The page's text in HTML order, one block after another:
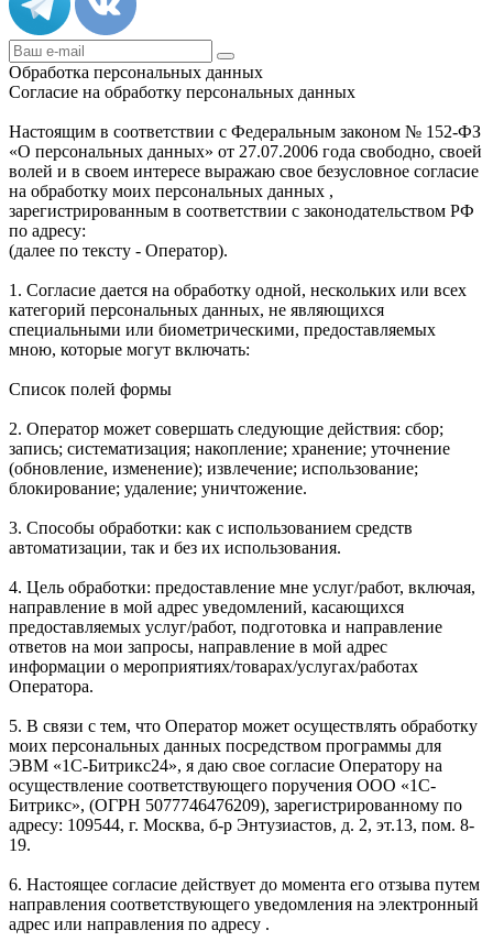
Обработка персональных данных
Согласие на обработку персональных данных
Настоящим в соответствии с Федеральным законом № 152-ФЗ
«О персональных данных» от 27.07.2006 года свободно, своей
волей и в своем интересе выражаю свое безусловное согласие
на обработку моих персональных данных ,
зарегистрированным в соответствии с законодательством РФ
по адресу:
(далее по тексту - Оператор).
1. Согласие дается на обработку одной, нескольких или всех
категорий персональных данных, не являющихся
специальными или биометрическими, предоставляемых
мною, которые могут включать:
Список полей формы
2. Оператор может совершать следующие действия: сбор;
запись; систематизация; накопление; хранение; уточнение
(обновление, изменение); извлечение; использование;
блокирование; удаление; уничтожение.
3. Способы обработки: как с использованием средств
автоматизации, так и без их использования.
4. Цель обработки: предоставление мне услуг/работ, включая,
направление в мой адрес уведомлений, касающихся
предоставляемых услуг/работ, подготовка и направление
ответов на мои запросы, направление в мой адрес
информации о мероприятиях/товарах/услугах/работах
Оператора.
5. В связи с тем, что Оператор может осуществлять обработку
моих персональных данных посредством программы для
ЭВМ «1С-Битрикс24», я даю свое согласие Оператору на
осуществление соответствующего поручения ООО «1С-
Битрикс», (ОГРН 5077746476209), зарегистрированному по
адресу: 109544, г. Москва, б-р Энтузиастов, д. 2, эт.13, пом. 8-
19.
6. Настоящее согласие действует до момента его отзыва путем
направления соответствующего уведомления на электронный
адрес или направления по адресу .